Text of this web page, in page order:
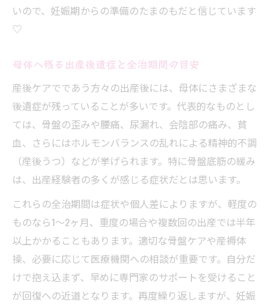
いので、妊娠期からの準備のたまのもだと信じています
♡
母体へ残る出産後遺症と全治期間の目安
産後ケアでであう方々の出産後には、母体にさまざまな
後遺症が残っていることが多いです。代表的なものとし
ては、骨盤の歪みや腰痛、尿漏れ、会陰部の痛み、貧
血、さらにはホルモンバランスの乱れによる精神的不調
（産後うつ）などが挙げられます。特に骨盤底筋の緩み
は、出産経験者の多くが感じる症状だとは思います。
これらの全治期間は症状や個人差によりますが、軽度の
ものなら1～2ヶ月、重度の場合や複数回の出産では半年
以上かかることもあります。適切な骨盤ケアや産褥体
操、必要に応じて医療機関への相談が重要です。自分だ
けで抱え込まず、早めに専門家のサポートを受けること
が回復への近道となります。再度繰り返しますが、妊娠